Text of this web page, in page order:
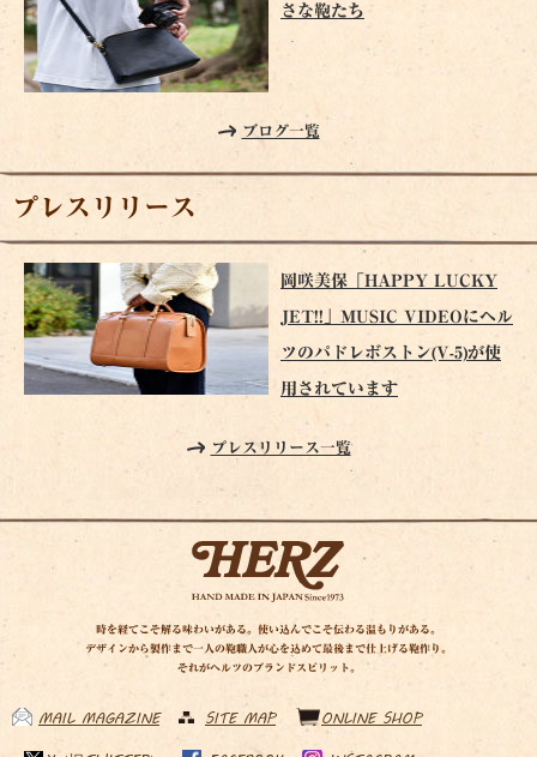
さな鞄たち
ブログ一覧
プレスリリース
岡咲美保「HAPPY LUCKY
JET!!」MUSIC VIDEOにヘル
ツのパドレボストン(V-5)が使
用されています
プレスリリース一覧
時を経てこそ解る味わいがある。使い込んでこそ伝わる温もりがある。
デザインから製作まで一人の鞄職人が心を込めて最後まで仕上げる鞄作り。
それがヘルツのブランドスピリット。
MAIL MAGAZINE SITE MAP ONLINE SHOP